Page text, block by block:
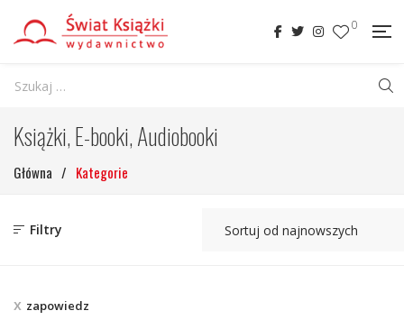
0
Książki, E-booki, Audiobooki
Główna / Kategorie
Filtry
zapowiedz